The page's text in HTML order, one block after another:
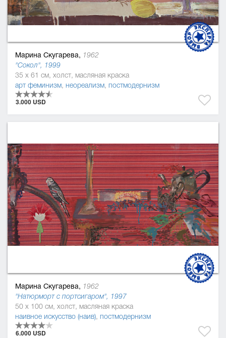
Марина Скугарева, 1962
"Сокол", 1999
35 x 61 см, холст, масляная краска
арт феминизм, неореализм, постмодернизм
3.000 USD
Марина Скугарева, 1962
"Натюрморт с портсигаром", 1997
50 x 100 см, холст, масляная краска
наивное искусство (наив), постмодернизм
6.000 USD